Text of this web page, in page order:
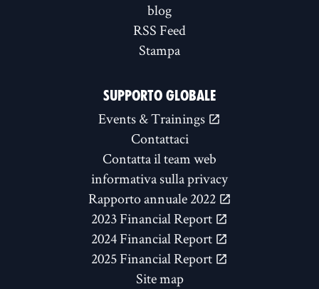
blog
RSS Feed
Stampa
SUPPORTO GLOBALE
Events & Trainings
Contattaci
Contatta il team web
informativa sulla privacy
Rapporto annuale 2022
2023 Financial Report
2024 Financial Report
2025 Financial Report
Site map